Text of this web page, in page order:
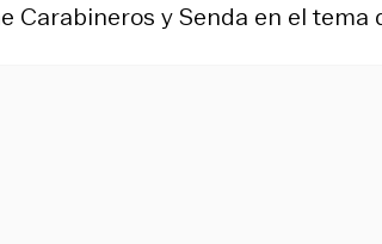
Carabineros y Senda en el tema